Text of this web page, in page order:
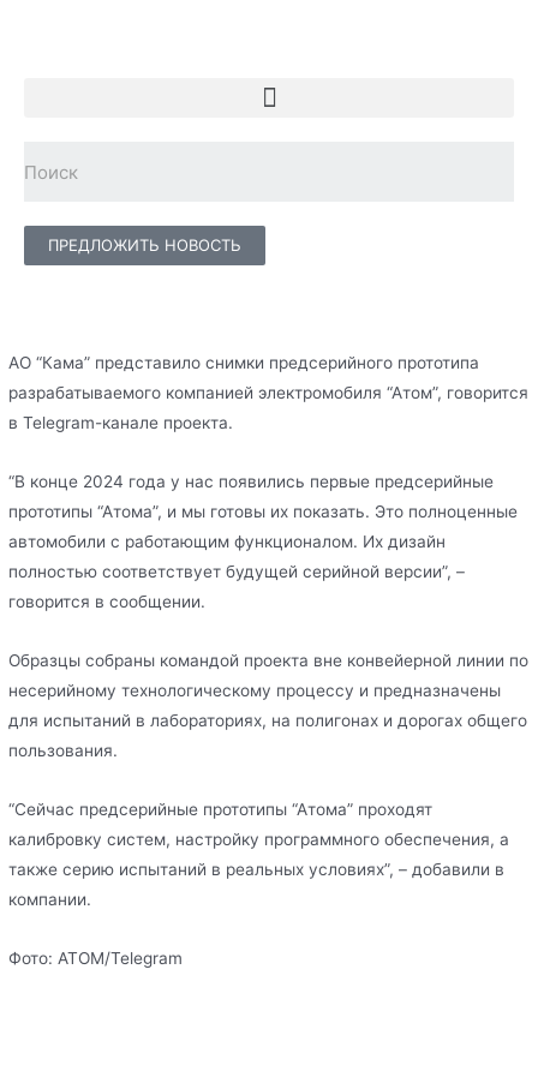
ПРЕДЛОЖИТЬ НОВОСТЬ
АО “Кама” представило снимки предсерийного прототипа
разрабатываемого компанией электромобиля “Атом”, говорится
в Telegram-канале проекта.
“В конце 2024 года у нас появились первые предсерийные
прототипы “Атома”, и мы готовы их показать. Это полноценные
автомобили с работающим функционалом. Их дизайн
полностью соответствует будущей серийной версии”, –
говорится в сообщении.
Образцы собраны командой проекта вне конвейерной линии по
несерийному технологическому процессу и предназначены
для испытаний в лабораториях, на полигонах и дорогах общего
пользования.
“Сейчас предсерийные прототипы “Атома” проходят
калибровку систем, настройку программного обеспечения, а
также серию испытаний в реальных условиях”, – добавили в
компании.
Фото: АТОМ/Telegram